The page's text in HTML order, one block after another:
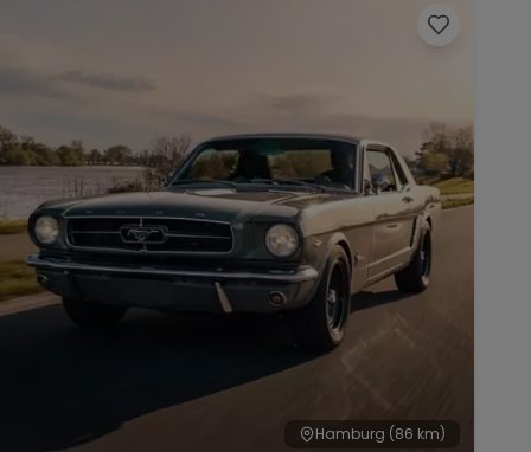
Hamburg (86 km)